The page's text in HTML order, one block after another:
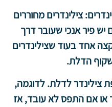
צילינדרים מחוררים
יש פיר אנכי שעובר דרך
אחד בעוד שצילינדרים
הדלת.
צילינדר לדלת. לדוגמה,
או אם התפס לא עובד, אז